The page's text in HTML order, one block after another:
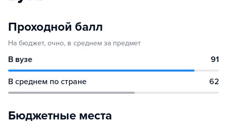
Проходной балл
На бюджет, очно, в среднем за предмет
В вузе 91
В среднем по стране 62
Бюджетные места